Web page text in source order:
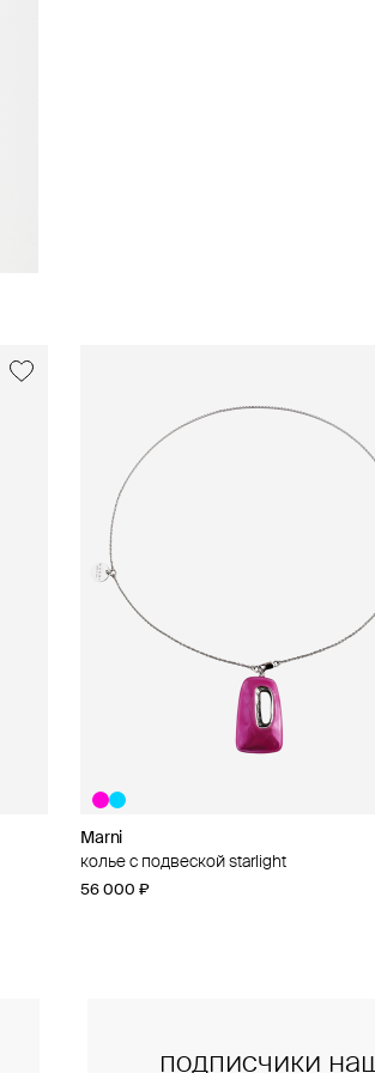
Marni
колье с подвеской starlight
56 000 ₽
Marni
брелок «шоппер» marni
46 000 ₽
подписчики